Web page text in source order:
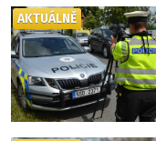
AKTUÁLNĚ